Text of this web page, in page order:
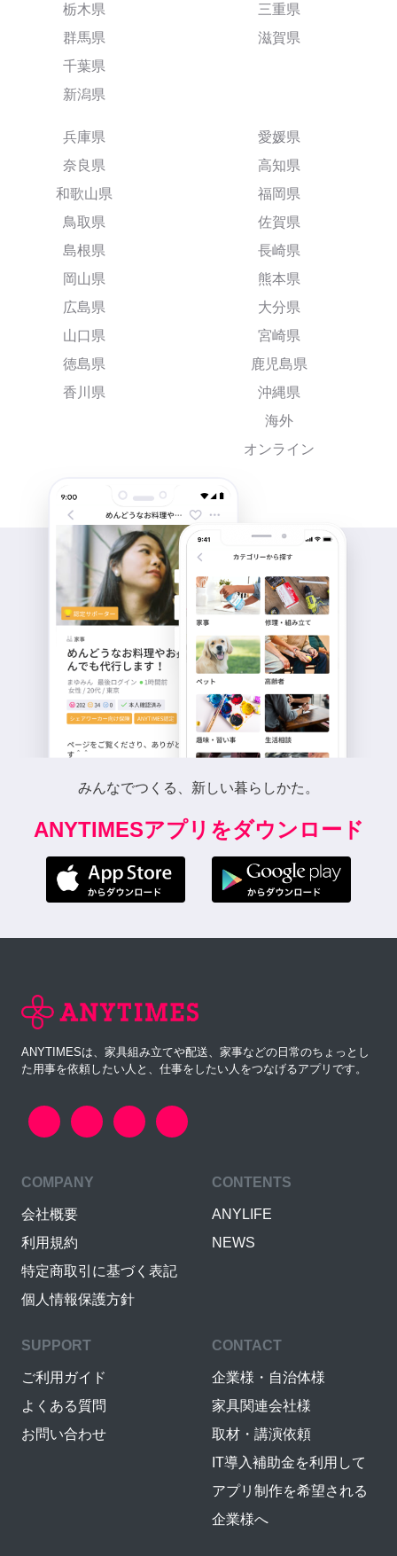
栃木県
群馬県
千葉県
新潟県
三重県
滋賀県
兵庫県
奈良県
和歌山県
鳥取県
島根県
岡山県
広島県
山口県
徳島県
香川県
愛媛県
高知県
福岡県
佐賀県
長崎県
熊本県
大分県
宮崎県
鹿児島県
沖縄県
海外
オンライン
みんなでつくる、新しい暮らしかた。
ANYTIMESアプリをダウンロード
ANYTIMESは、家具組み立てや配送、家事などの日常のちょっとし
た用事を依頼したい人と、仕事をしたい人をつなげるアプリです。
COMPANY
会社概要
利用規約
特定商取引に基づく表記
個人情報保護方針
CONTENTS
ANYLIFE
NEWS
SUPPORT
ご利用ガイド
よくある質問
お問い合わせ
CONTACT
企業様・自治体様
家具関連会社様
取材・講演依頼
IT導入補助金を利用して
アプリ制作を希望される
企業様へ